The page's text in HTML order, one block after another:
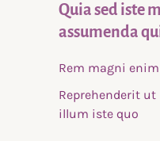
Quia sed iste
assumenda
Rem magni
Reprehenderit
illum iste quo